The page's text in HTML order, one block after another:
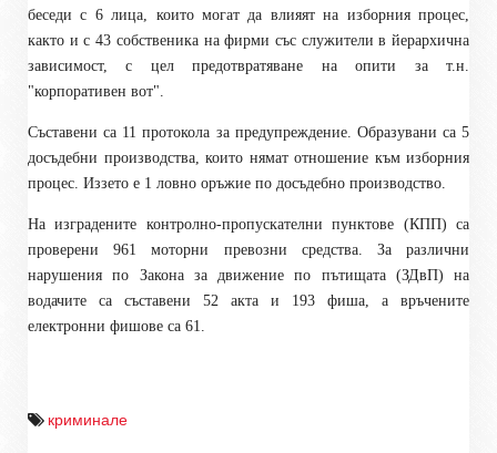
беседи с 6 лица, които могат да влияят на изборния процес,
както и с 43 собственика на фирми със служители в йерархична
зависимост, с цел предотвратяване на опити за т.н.
"корпоративен вот".
Съставени са 11 протокола за предупреждение. Образувани са 5
досъдебни производства, които нямат отношение към изборния
процес. Иззето е 1 ловно оръжие по досъдебно производство.
На изградените контролно-пропускателни пунктове (КПП) са
проверени 961 моторни превозни средства. За различни
нарушения по Закона за движение по пътищата (ЗДвП) на
водачите са съставени 52 акта и 193 фиша, а връчените
електронни фишове са 61.
криминале